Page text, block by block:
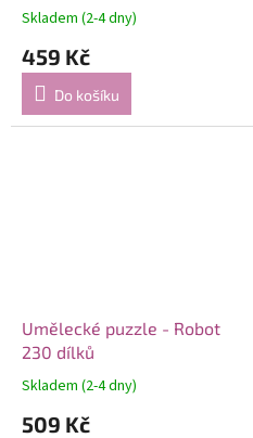
Skladem (2-4 dny)
459 Kč
Do košíku
Umělecké puzzle - Robot
230 dílků
Skladem (2-4 dny)
509 Kč